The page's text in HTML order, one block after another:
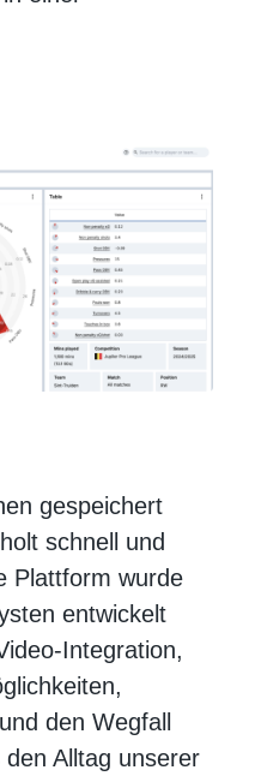
gespeichert
schnell und
Plattform wurde
entwickelt
Integration,
den Wegfall
Alltag unserer